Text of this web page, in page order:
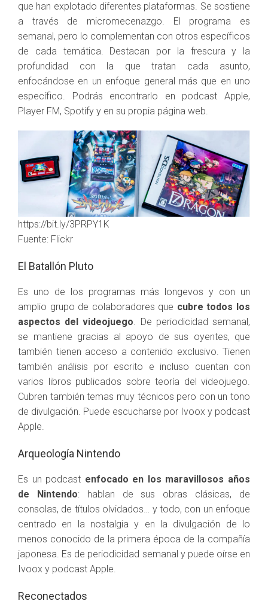
que han explotado diferentes plataformas. Se sostiene
a través de micromecenazgo. El programa es
semanal, pero lo complementan con otros específicos
de cada temática. Destacan por la frescura y la
profundidad con la que tratan cada asunto,
enfocándose en un enfoque general más que en uno
específico. Podrás encontrarlo en podcast Apple,
Player FM, Spotify y en su propia página web.
https://bit.ly/3PRPY1K
Fuente: Flickr
El Batallón Pluto
Es uno de los programas más longevos y con un
amplio grupo de colaboradores que cubre todos los
aspectos del videojuego. De periodicidad semanal,
se mantiene gracias al apoyo de sus oyentes, que
también tienen acceso a contenido exclusivo. Tienen
también análisis por escrito e incluso cuentan con
varios libros publicados sobre teoría del videojuego.
Cubren también temas muy técnicos pero con un tono
de divulgación. Puede escucharse por Ivoox y podcast
Apple.
Arqueología Nintendo
Es un podcast enfocado en los maravillosos años
de Nintendo: hablan de sus obras clásicas, de
consolas, de títulos olvidados… y todo, con un enfoque
centrado en la nostalgia y en la divulgación de lo
menos conocido de la primera época de la compañía
japonesa. Es de periodicidad semanal y puede oírse en
Ivoox y podcast Apple.
Reconectados